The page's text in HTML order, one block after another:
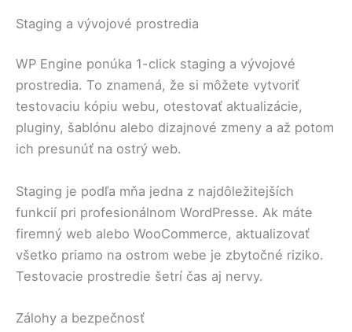
Staging a vývojové prostredia
WP Engine ponúka 1-click staging a vývojové
prostredia. To znamená, že si môžete vytvoriť
testovaciu kópiu webu, otestovať aktualizácie,
pluginy, šablónu alebo dizajnové zmeny a až potom
ich presunúť na ostrý web.
Staging je podľa mňa jedna z najdôležitejších
funkcií pri profesionálnom WordPresse. Ak máte
firemný web alebo WooCommerce, aktualizovať
všetko priamo na ostrom webe je zbytočné riziko.
Testovacie prostredie šetrí čas aj nervy.
Zálohy a bezpečnosť